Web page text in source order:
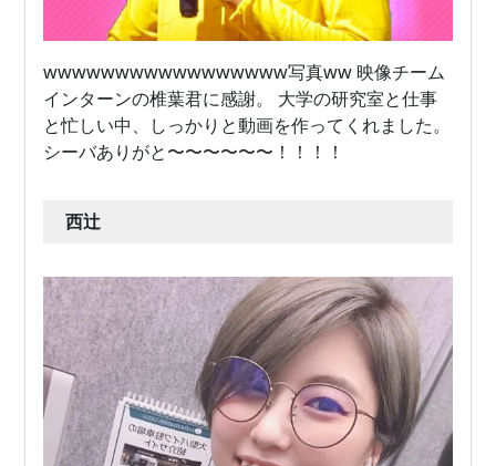
wwwwwwwwwwwwwwwww写真ww 映像チーム
インターンの椎葉君に感謝。 大学の研究室と仕事
と忙しい中、しっかりと動画を作ってくれました。
シーバありがと〜〜〜〜〜〜！！！！
西辻